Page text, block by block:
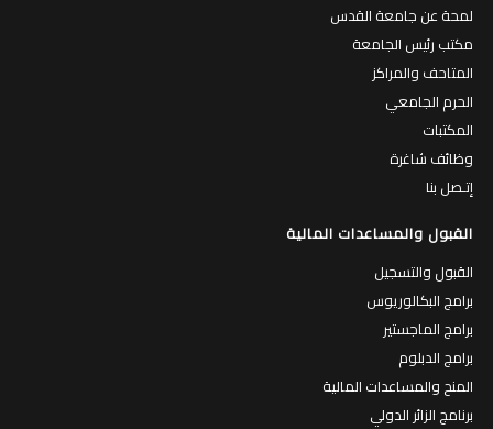
لمحة عن جامعة القدس
مكتب رئيس الجامعة
المتاحف والمراكز
الحرم الجامعي
المكتبات
وظائف شاغرة
إتـصل بنا
القبول والمساعدات المالية
القبول والتسجيل
برامج البكالوريوس
برامج الماجستير
برامج الدبلوم
المنح والمساعدات المالية
برنامج الزائر الدولي